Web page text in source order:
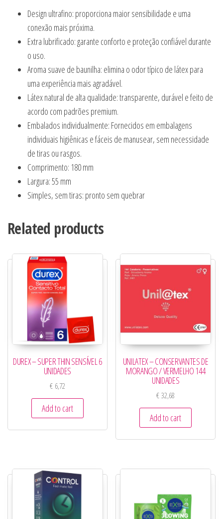
Design ultrafino: proporciona maior sensibilidade e uma
conexão mais próxima.
Extra lubrificado: garante conforto e proteção confiável durante
o uso.
Aroma suave de baunilha: elimina o odor típico de látex para
uma experiência mais agradável.
Látex natural de alta qualidade: transparente, durável e feito de
acordo com padrões premium.
Embalados individualmente: Fornecidos em embalagens
individuais higiênicas e fáceis de manusear, sem necessidade
de tiras ou rasgos.
Comprimento: 180 mm
Largura: 55 mm
Simples, sem tiras: pronto sem quebrar
Related products
DUREX – SUPER THIN SENSÍVEL 6
UNIDADES
€6,72
Add to cart
UNILATEX – CONSERVANTES DE
MORANGO / VERMELHO 144
UNIDADES
€32,68
Add to cart